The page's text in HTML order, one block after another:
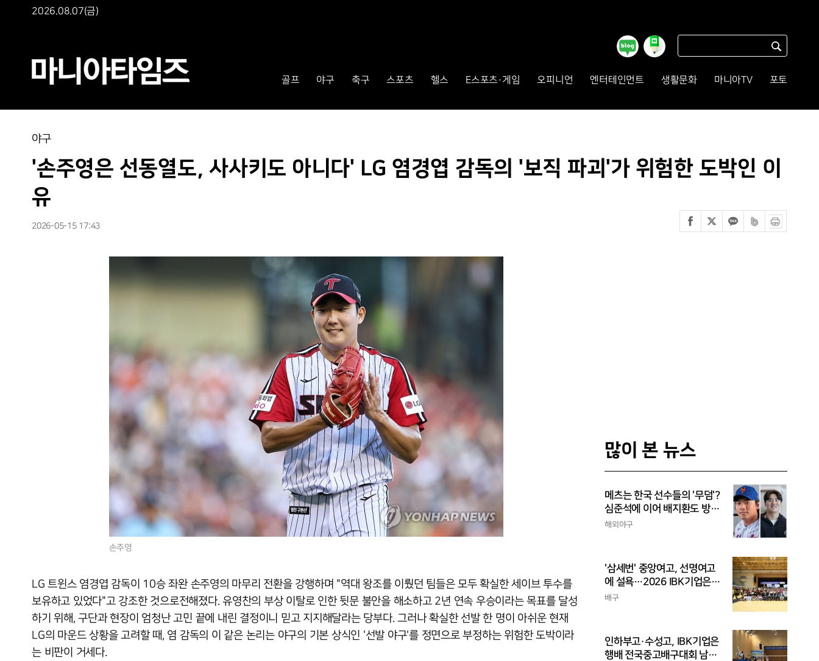
2026.08.07(금)
골프 야구 축구 스포츠 헬스 E스포츠·게임 오피니언 엔터테인먼트 생활문화 마니아TV 포토
야구
'손주영은 선동열도, 사사키도 아니다' LG 염경엽 감독의 '보직 파괴'가 위험한 도박인 이
유
2026-05-15 17:43
손주영
LG 트윈스 염경엽 감독이 10승 좌완 손주영의 마무리 전환을 강행하며 "역대 왕조를 이뤘던 팀들은 모두 확실한 세이브 투수를
보유하고 있었다"고 강조한 것으로전해졌다. 유영찬의 부상 이탈로 인한 뒷문 불안을 해소하고 2년 연속 우승이라는 목표를 달성
하기 위해, 구단과 현장이 엄청난 고민 끝에 내린 결정이니 믿고 지지해달라는 당부다. 그러나 확실한 선발 한 명이 아쉬운 현재
LG의 마운드 상황을 고려할 때, 염 감독의 이 같은 논리는 야구의 기본 상식인 '선발 야구'를 정면으로 부정하는 위험한 도박이라
는 비판이 거세다.
많이 본 뉴스
메츠는 한국 선수들의 '무덤'?
심준석에 이어 배지환도 방
출...심준석은 이미 귀국, 배
해외야구
'삼세번' 중앙여고, 선명여고
에 설욕…2026 IBK기업은행
배 전국중고배구대회 우승
배구
인하부고·수성고, IBK기업은
행배 전국중고배구대회 남고